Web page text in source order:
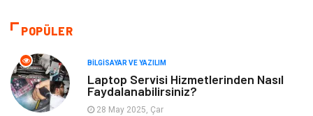
Hukuk
Giyim Turizm
Otomotiv Eğitim Kurumları
POPÜLER
BILGISAYAR VE YAZILIM
Laptop Servisi Hizmetlerinden Nasıl
Faydalanabilirsiniz?
28 May 2025, Çar